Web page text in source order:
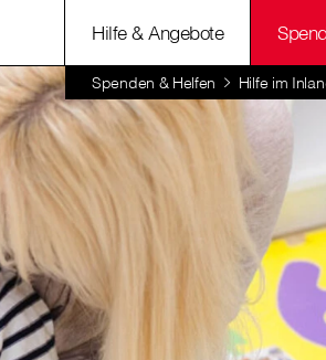
Hilfe & Angebote
Spenden & Helfen Hilfe im